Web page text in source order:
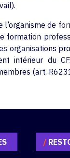
de
formation
organisations
intérieur du
(art.
/